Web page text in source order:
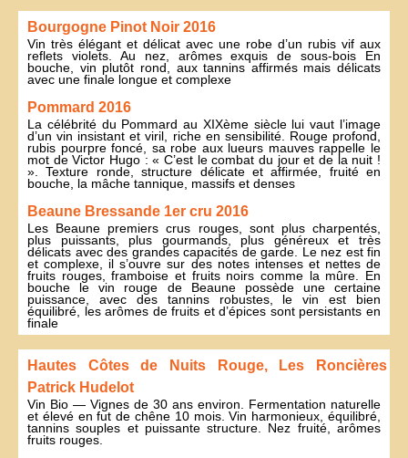
Bourgogne Pinot Noir 2016
Vin très élégant et délicat avec une robe d’un rubis vif aux
reflets violets. Au nez, arômes exquis de sous-bois En
bouche, vin plutôt rond, aux tannins affirmés mais délicats
avec une finale longue et complexe
Pommard 2016
La célébrité du Pommard au XIXème siècle lui vaut l’image
d’un vin insistant et viril, riche en sensibilité. Rouge profond,
rubis pourpre foncé, sa robe aux lueurs mauves rappelle le
mot de Victor Hugo : « C’est le combat du jour et de la nuit !
». Texture ronde, structure délicate et affirmée, fruité en
bouche, la mâche tannique, massifs et denses
Beaune Bressande 1er cru 2016
Les Beaune premiers crus rouges, sont plus charpentés,
plus puissants, plus gourmands, plus généreux et très
délicats avec des grandes capacités de garde. Le nez est fin
et complexe, il s’ouvre sur des notes intenses et nettes de
fruits rouges, framboise et fruits noirs comme la mûre. En
bouche le vin rouge de Beaune possède une certaine
puissance, avec des tannins robustes, le vin est bien
équilibré, les arômes de fruits et d’épices sont persistants en
finale
Hautes Côtes de Nuits Rouge, Les Roncières
Patrick Hudelot
Vin Bio — Vignes de 30 ans environ. Fermentation naturelle
et élevé en fut de chêne 10 mois. Vin harmonieux, équilibré,
tannins souples et puissante structure. Nez fruité, arômes
fruits rouges.